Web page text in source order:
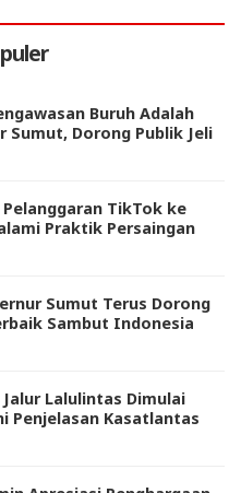
Buruh Adalah
Sumut, Dorong Publik Jeli
Pelanggaran TikTok ke
Praktik Persaingan
Sumut Terus Dorong
Sambut Indonesia
Jalur Lalulintas Dimulai
Penjelasan Kasatlantas